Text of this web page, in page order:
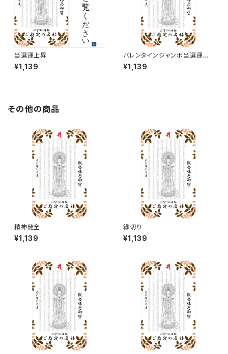
当選運上昇
¥1,139
バレンタインジャンボ当選運上
昇
¥1,139
その他の商品
精神健全
¥1,139
縁切り
¥1,139